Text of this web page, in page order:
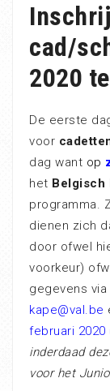
cad/
2020
De eerste
voor
dag want op
het Belgisch
programma.
dienen zich
door ofwel
voorkeur)
gegevens
kape@val.be
februari 2020
inderdaad
voor het